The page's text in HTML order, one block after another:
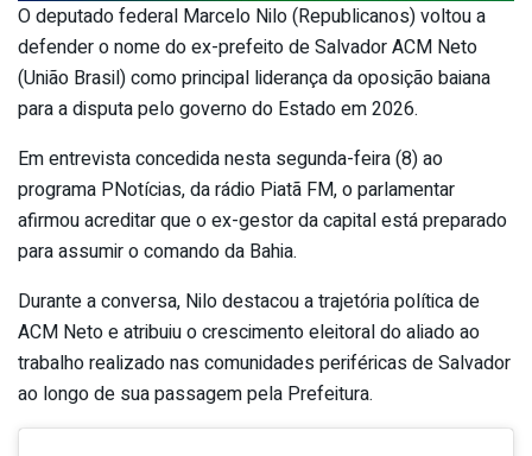
O deputado federal Marcelo Nilo (Republicanos) voltou a
defender o nome do ex-prefeito de Salvador ACM Neto
(União Brasil) como principal liderança da oposição baiana
para a disputa pelo governo do Estado em 2026.
Em entrevista concedida nesta segunda-feira (8) ao
programa PNotícias, da rádio Piatã FM, o parlamentar
afirmou acreditar que o ex-gestor da capital está preparado
para assumir o comando da Bahia.
Durante a conversa, Nilo destacou a trajetória política de
ACM Neto e atribuiu o crescimento eleitoral do aliado ao
trabalho realizado nas comunidades periféricas de Salvador
ao longo de sua passagem pela Prefeitura.